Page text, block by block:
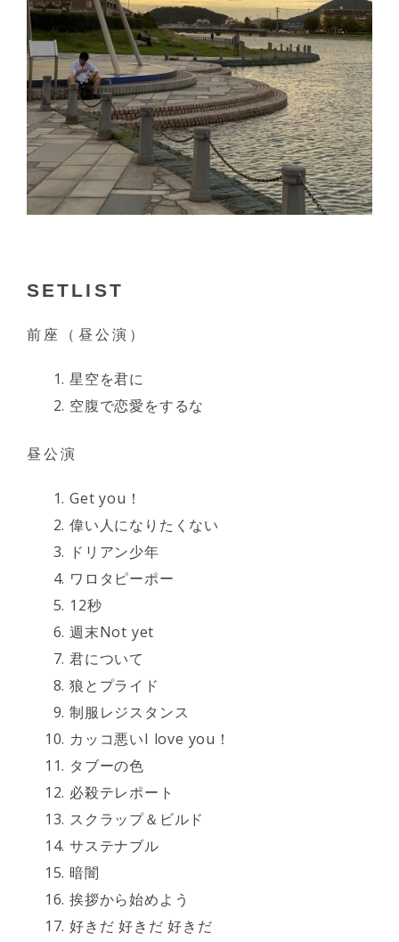
SETLIST
前座（昼公演）
星空を君に
空腹で恋愛をするな
昼公演
Get you！
偉い人になりたくない
ドリアン少年
ワロタピーポー
12秒
週末Not yet
君について
狼とプライド
制服レジスタンス
カッコ悪いI love you！
タブーの色
必殺テレポート
スクラップ＆ビルド
サステナブル
暗闇
挨拶から始めよう
好きだ 好きだ 好きだ